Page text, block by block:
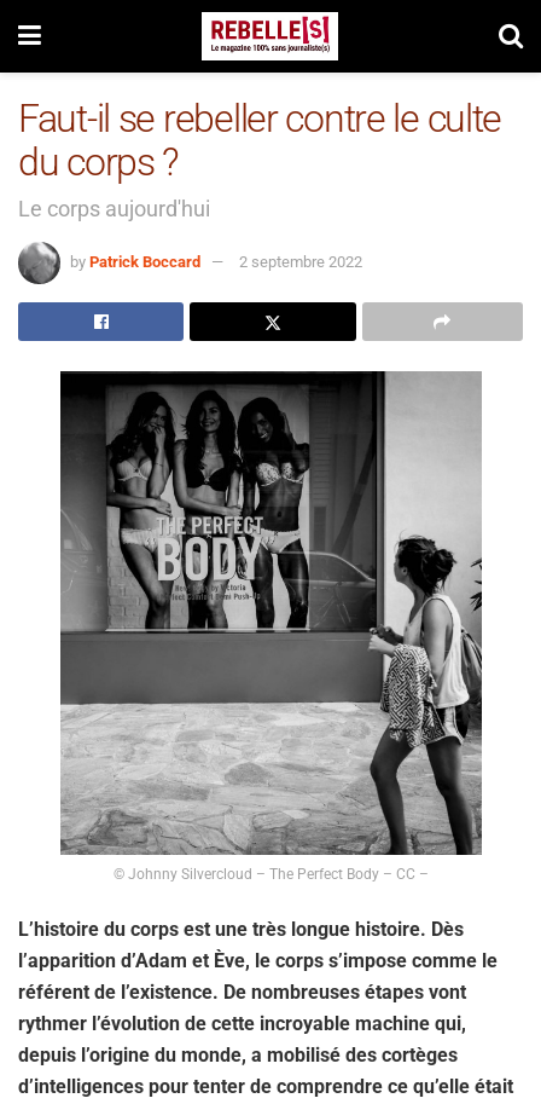
Faut-il se rebeller contre le culte
du corps ?
Le corps aujourd'hui
by Patrick Boccard 2 septembre 2022
© Johnny Silvercloud – The Perfect Body – CC –
L’histoire du corps est une très longue histoire. Dès
l’apparition d’Adam et Ève, le corps s’impose comme le
référent de l’existence. De nombreuses étapes vont
rythmer l’évolution de cette incroyable machine qui,
depuis l’origine du monde, a mobilisé des cortèges
d’intelligences pour tenter de comprendre ce qu’elle était